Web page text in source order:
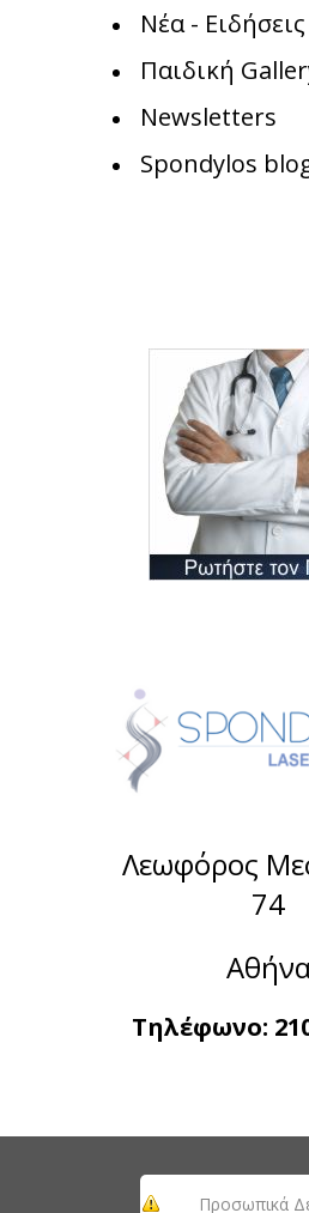
Νέα - Ειδήσεις
Παιδική
Newsletters
Spondylos
Λεωφόρος
74
Τηλέφωνο:
Προσωπικά